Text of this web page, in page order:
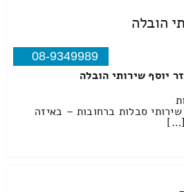
הובלה
08-9349989
יוסף שירותי הובלה
סבלות ברחובות – באיזה